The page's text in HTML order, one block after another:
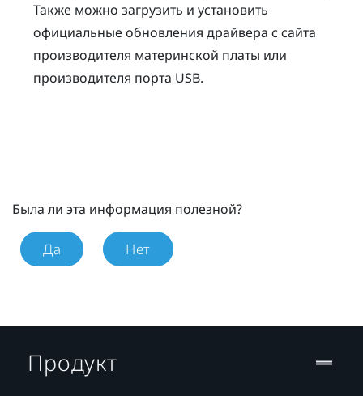
Также можно загрузить и установить
официальные обновления драйвера с сайта
производителя материнской платы или
производителя порта USB.
Была ли эта информация полезной?
Да Нет
Продукт